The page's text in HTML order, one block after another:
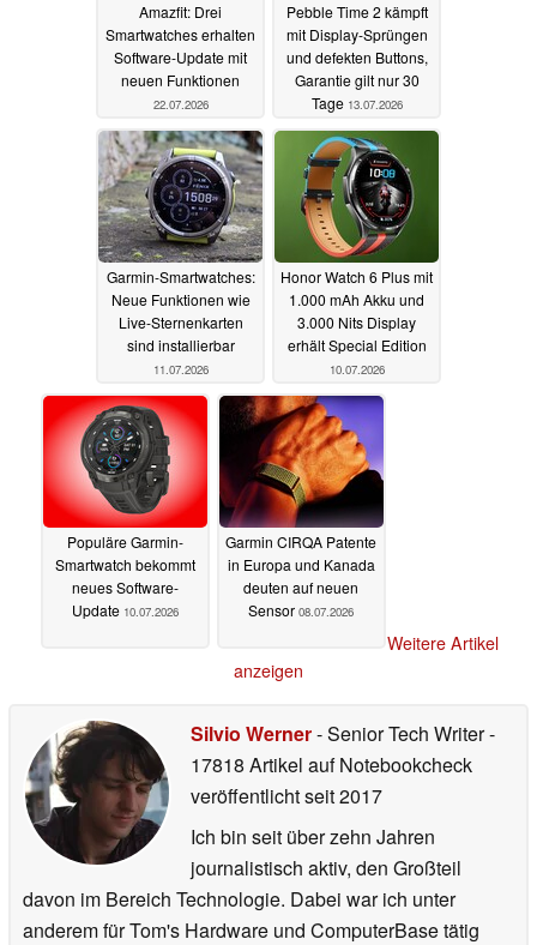
Amazfit: Drei
Smartwatches erhalten
Software-Update mit
neuen Funktionen
22.07.2026
Pebble Time 2 kämpft
mit Display-Sprüngen
und defekten Buttons,
Garantie gilt nur 30
Tage 13.07.2026
Garmin-Smartwatches:
Neue Funktionen wie
Live-Sternenkarten
sind installierbar
11.07.2026
Honor Watch 6 Plus mit
1.000 mAh Akku und
3.000 Nits Display
erhält Special Edition
10.07.2026
Populäre Garmin-
Smartwatch bekommt
neues Software-
Update 10.07.2026
Garmin CIRQA Patente
in Europa und Kanada
deuten auf neuen
Sensor 08.07.2026
Weitere Artikel
anzeigen
Silvio Werner- Senior Tech Writer-
17818 Artikel auf Notebookcheck
veröffentlichtseit 2017
Ich bin seit über zehn Jahren
journalistisch aktiv, den Großteil
davon im Bereich Technologie. Dabei war ich unter
anderem für Tom's Hardware und ComputerBase tätig